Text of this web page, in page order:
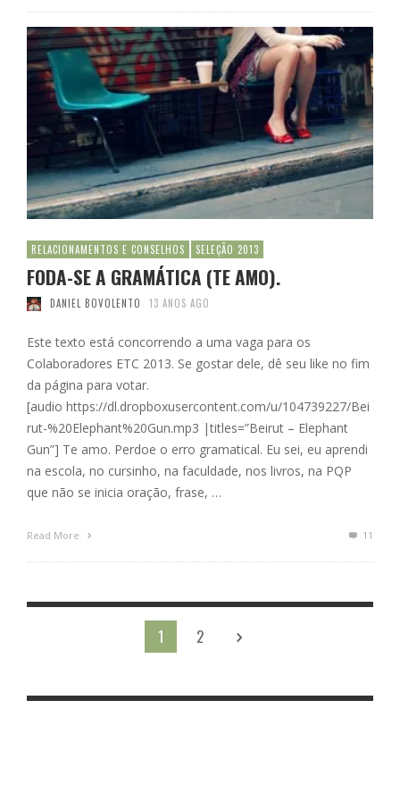
RELACIONAMENTOS E CONSELHOS SELEÇÃO 2013
FODA-SE A GRAMÁTICA (TE AMO).
DANIEL BOVOLENTO 13 ANOS AGO
Este texto está concorrendo a uma vaga para os
Colaboradores ETC 2013. Se gostar dele, dê seu like no fim
da página para votar.
[audio https://dl.dropboxusercontent.com/u/104739227/Bei
rut-%20Elephant%20Gun.mp3 |titles=”Beirut – Elephant
Gun”] Te amo. Perdoe o erro gramatical. Eu sei, eu aprendi
na escola, no cursinho, na faculdade, nos livros, na PQP
que não se inicia oração, frase, …
Read More 11
1 2